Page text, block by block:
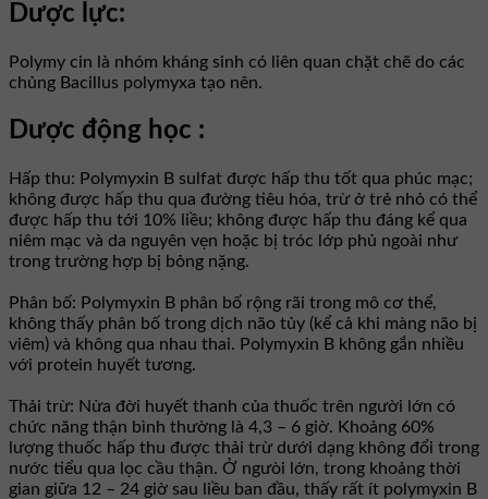
Dược lực:
Polymy cin là nhóm kháng sinh có liên quan chặt chẽ do các
chủng Bacillus polymyxa tạo nên.
Dược động học :
Hấp thu: Polymyxin B sulfat được hấp thu tốt qua phúc mạc;
không được hấp thu qua đường tiêu hóa, trừ ở trẻ nhỏ có thể
được hấp thu tới 10% liều; không được hấp thu đáng kể qua
niêm mạc và da nguyên vẹn hoặc bị tróc lớp phủ ngoài như
trong trường hợp bị bỏng nặng.
Phân bố: Polymyxin B phân bố rộng rãi trong mô cơ thể,
không thấy phân bố trong dịch não tủy (kể cả khi màng não bị
viêm) và không qua nhau thai. Polymyxin B không gắn nhiều
với protein huyết tương.
Thải trừ: Nửa đời huyết thanh của thuốc trên người lớn có
chức năng thận bình thường là 4,3 – 6 giờ. Khoảng 60%
lượng thuốc hấp thu được thải trừ dưới dạng không đổi trong
nước tiểu qua lọc cầu thận. Ở ngưòi lớn, trong khoảng thời
gian giữa 12 – 24 giờ sau liều ban đầu, thấy rất ít polymyxin B